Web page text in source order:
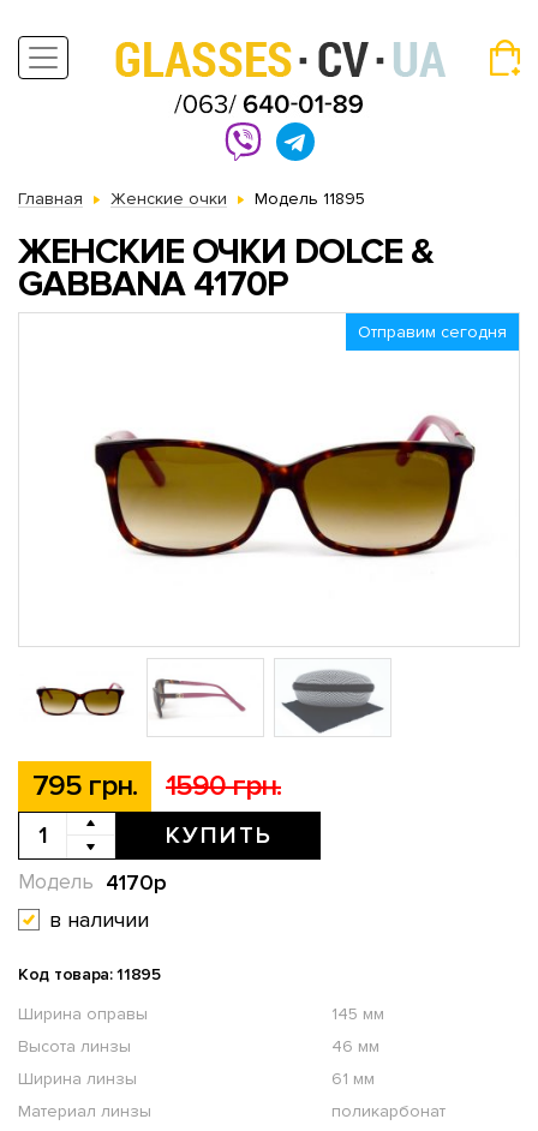
Главная Женские очки Модель 11895
ЖЕНСКИЕ ОЧКИ DOLCE &
GABBANA 4170P
Отправим сегодня
795 грн. 1590 грн.
КУПИТЬ
4170p
Модель
в наличии
Код товара: 11895
Ширина оправы
145 мм
Высота линзы
46 мм
Ширина линзы
61 мм
Материал линзы
поликарбонат